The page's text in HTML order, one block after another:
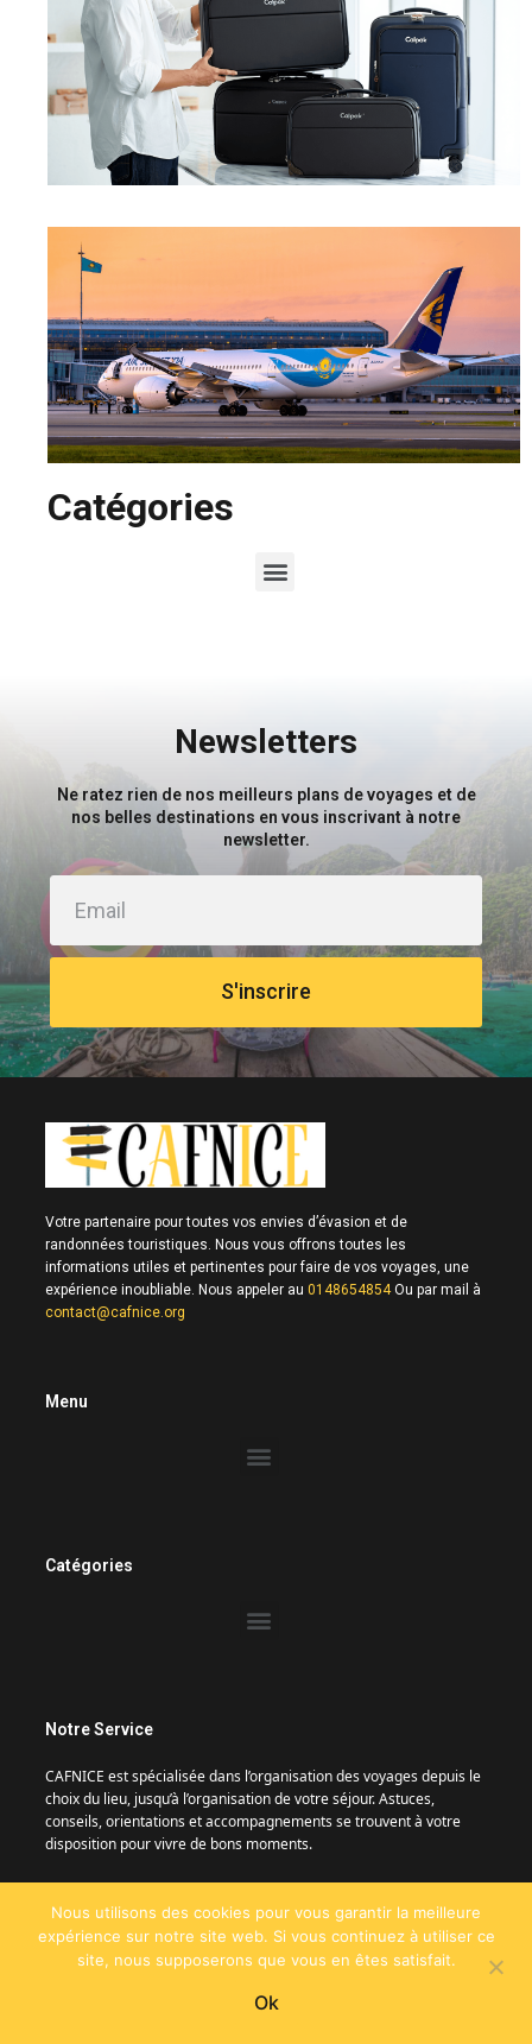
Catégories
Newsletters
Ne ratez rien de nos meilleurs plans de voyages et de
nos belles destinations en vous inscrivant à notre
newsletter.
S'inscrire
Votre partenaire pour toutes vos envies d’évasion et de
randonnées touristiques. Nous vous offrons toutes les
informations utiles et pertinentes pour faire de vos voyages, une
expérience inoubliable. Nous appeler au 0148654854Ou par mail à
contact@cafnice.org
Menu
Catégories
Notre Service
CAFNICE est spécialisée dans l’organisation des voyages depuis le
choix du lieu, jusqu’à l’organisation de votre séjour. Astuces,
conseils, orientations et accompagnements se trouvent à votre
disposition pour vivre de bons moments.
© Copyright @2024 , Tous droits réservés. Réalisé par CAFNICE.
Nous utilisons des cookies pour vous garantir la meilleure
expérience sur notre site web. Si vous continuez à utiliser ce
site, nous supposerons que vous en êtes satisfait.
Ok